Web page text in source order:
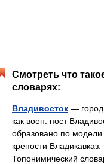
Смотреть что
словарях:
Владивосток —
как воен. пост
образовано по модели
крепости
Топонимический